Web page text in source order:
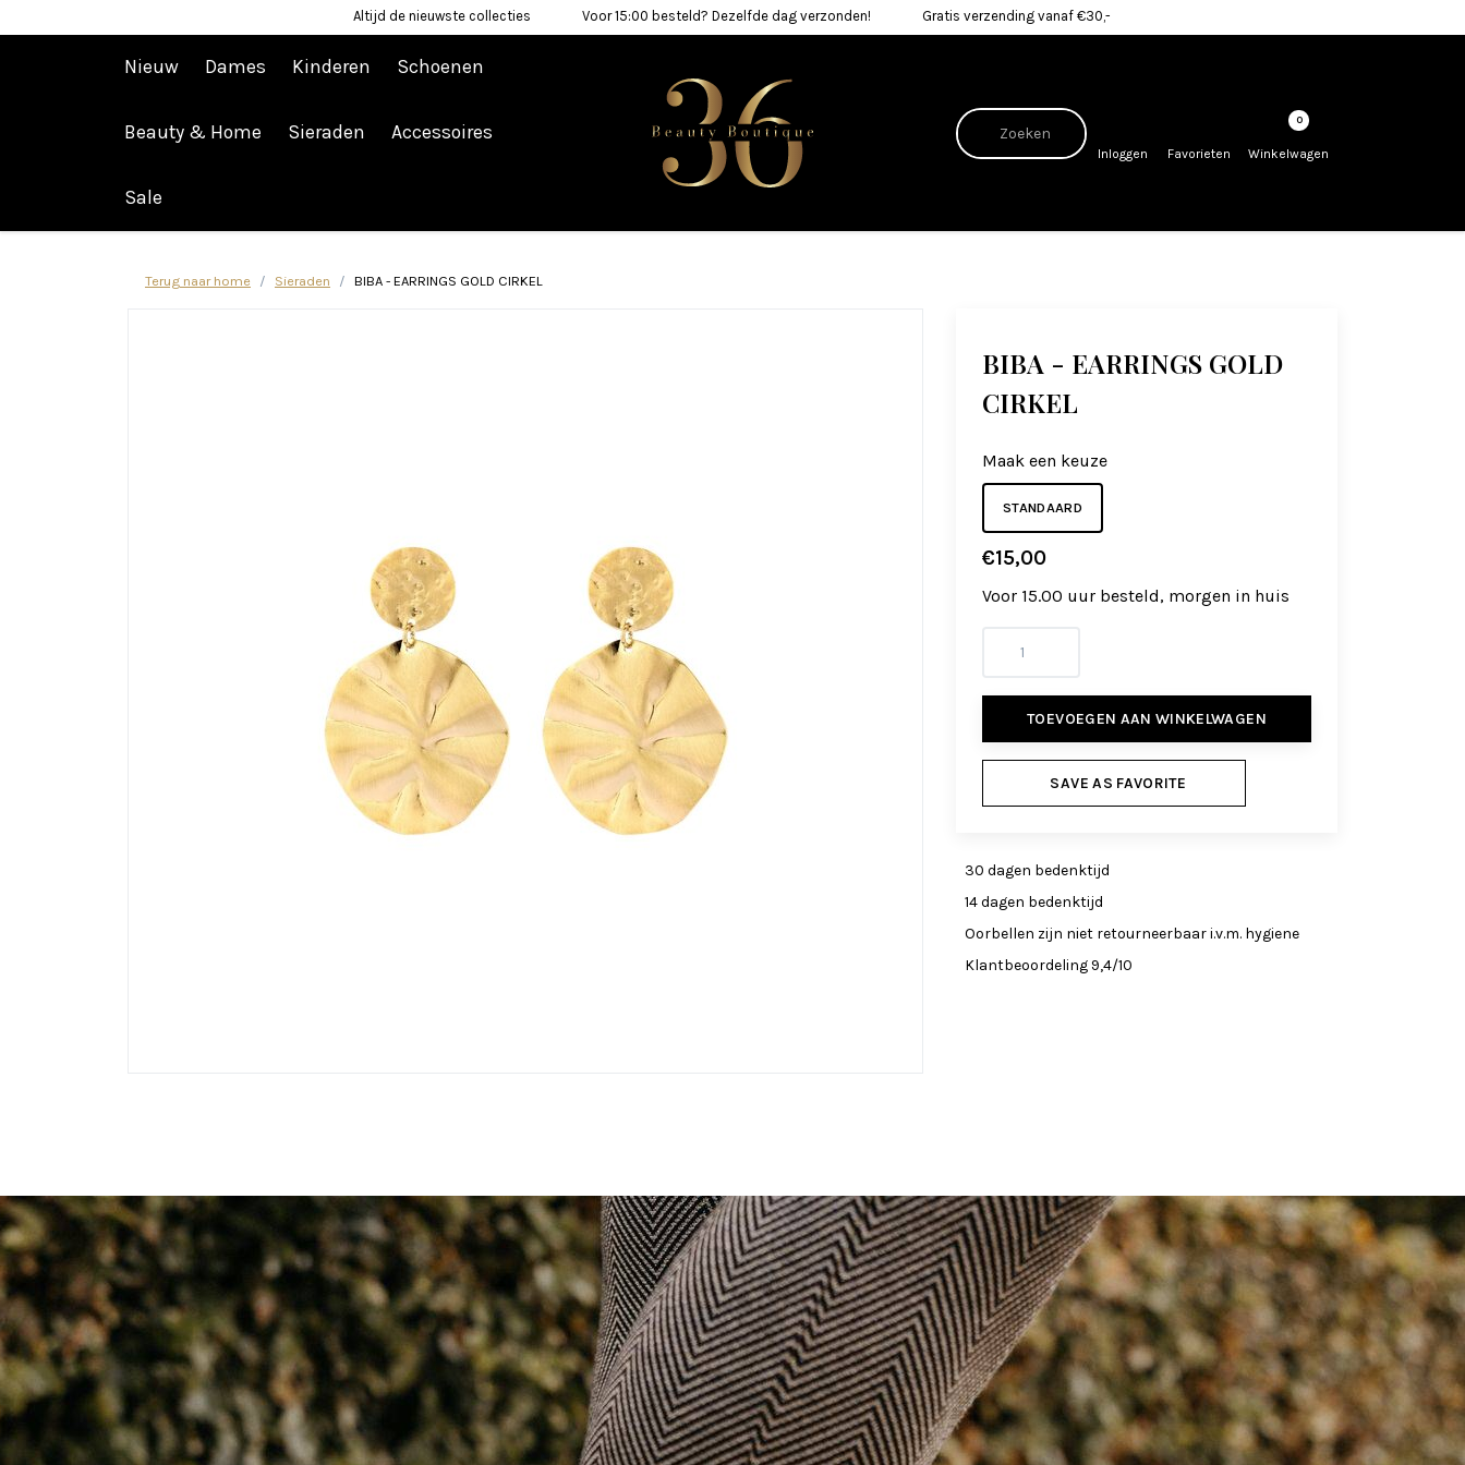
Altijd de nieuwste collecties Voor 15:00 besteld? Dezelfde dag verzonden! Gratis verzending vanaf €30,-
Nieuw Dames Kinderen Schoenen
Beauty & Home Sieraden Accessoires
Sale
Inloggen Favorieten
0
Winkelwagen
Afrekenen is uitgeschakeld.
Terug naar home Sieraden BIBA - EARRINGS GOLD CIRKEL
BIBA - EARRINGS GOLD
CIRKEL
Maak een keuze
STANDAARD
€15,00
Voor 15.00 uur besteld, morgen in huis
TOEVOEGEN AAN WINKELWAGEN
SAVE AS FAVORITE
30 dagen bedenktijd
14 dagen bedenktijd
Oorbellen zijn niet retourneerbaar i.v.m. hygiene
Klantbeoordeling 9,4/10